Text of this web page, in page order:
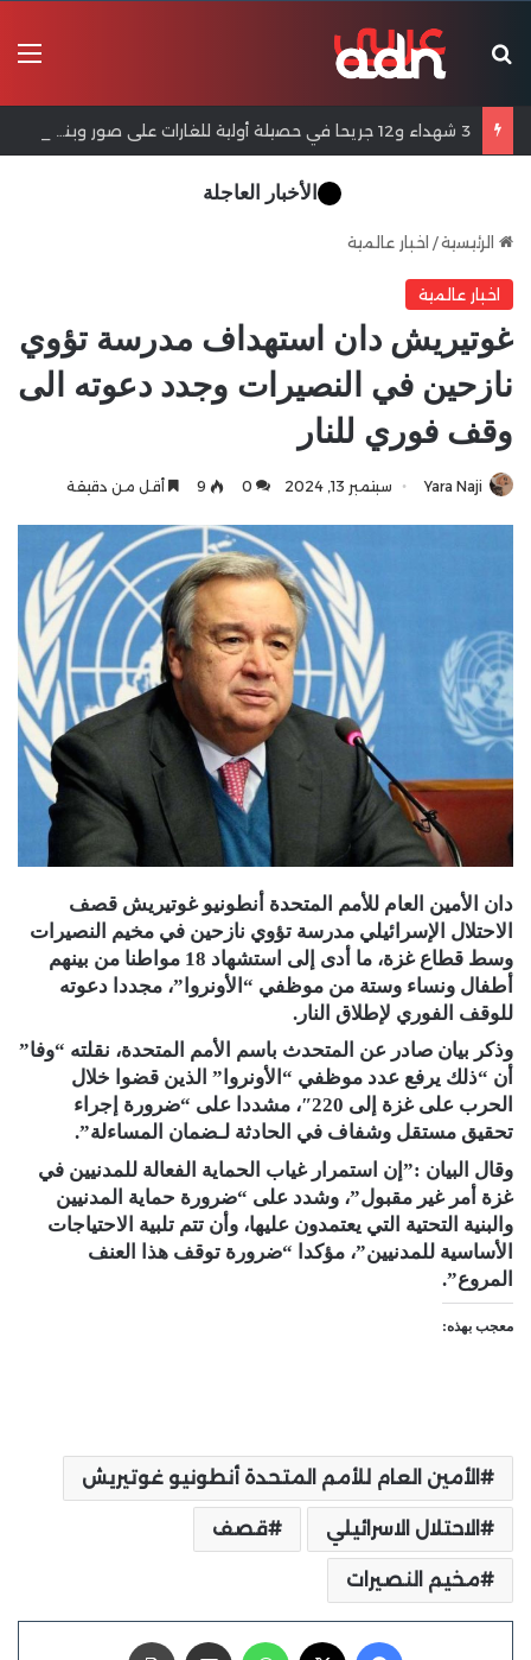
بحث عن
الأخبار العاجلة
الرئيسية/ اخبار عالمية
اخبار عالمية
غوتيريش دان استهداف مدرسة تؤوي
نازحين في النصيرات وجدد دعوته الى
وقف فوري للنار
Yara Naji سبتمبر 13, 2024 0
9 أقل من دقيقة
دان الأمين العام للأمم المتحدة أنطونيو غوتيريش قصف
الاحتلال الإسرائيلي مدرسة تؤوي نازحين في مخيم النصيرات
وسط قطاع غزة، ما أدى إلى استشهاد 18 مواطنا من بينهم
أطفال ونساء وستة من موظفي “الأونروا”، مجددا دعوته
للوقف الفوري لإطلاق النار.
وذكر بيان صادر عن المتحدث باسم الأمم المتحدة، نقلته “وفا”
أن “ذلك يرفع عدد موظفي “الأونروا” الذين قضوا خلال
الحرب على غزة إلى 220″، مشددا على “ضرورة إجراء
تحقيق مستقل وشفاف في الحادثة لـضمان المساءلة”.
وقال البيان :”إن استمرار غياب الحماية الفعالة للمدنيين في
غزة أمر غير مقبول”، وشدد على “ضرورة حماية المدنيين
والبنية التحتية التي يعتمدون عليها، وأن تتم تلبية الاحتياجات
الأساسية للمدنيين”، مؤكدا “ضرورة توقف هذا العنف
المروع”.
معجب بهذه:
الأمين العام للأمم المتحدة أنطونيو غوتيريش
الاحتلال الاسرائيلي قصف
مخيم النصيرات
فيسبوك واتساب مشاركة عبر البريد